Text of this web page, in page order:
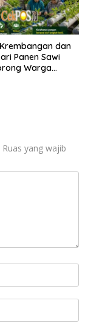
dan
Panen Sawi
Warga
Ruas yang wajib